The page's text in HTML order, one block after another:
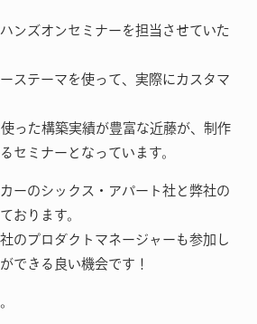
ンズオンセミナーを担当させていた
ステーマを使って、実際にカスタマ
った構築実績が豊富な近藤が、制作
セミナーとなっています。
ーのシックス・アパート社と弊社の
おります。
のプロダクトマネージャーも参加し
できる良い機会です！